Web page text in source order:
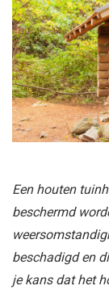
Een houten
beschermd
beschadigd en
je kans dat het